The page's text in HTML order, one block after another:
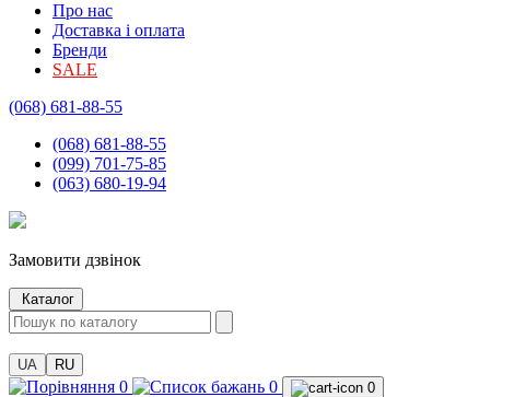
Про нас
Доставка і оплата
Бренди
SALE
(068) 681-88-55
(068) 681-88-55
(099) 701-75-85
(063) 680-19-94
Замовити дзвінок
Каталог
UA RU
0 0 0